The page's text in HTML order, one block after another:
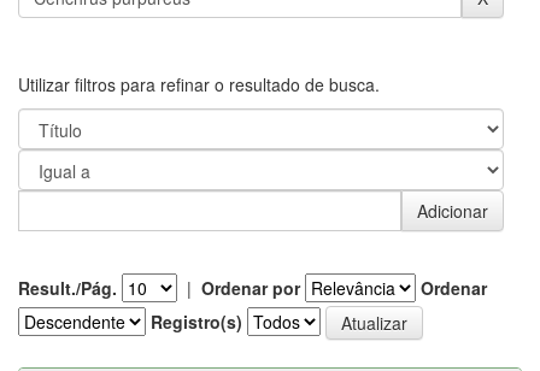
Utilizar filtros para refinar o resultado de busca.
Result./Pág. | Ordenar por
Ordenar
Registro(s)